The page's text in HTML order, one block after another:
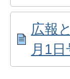
広報
月1日